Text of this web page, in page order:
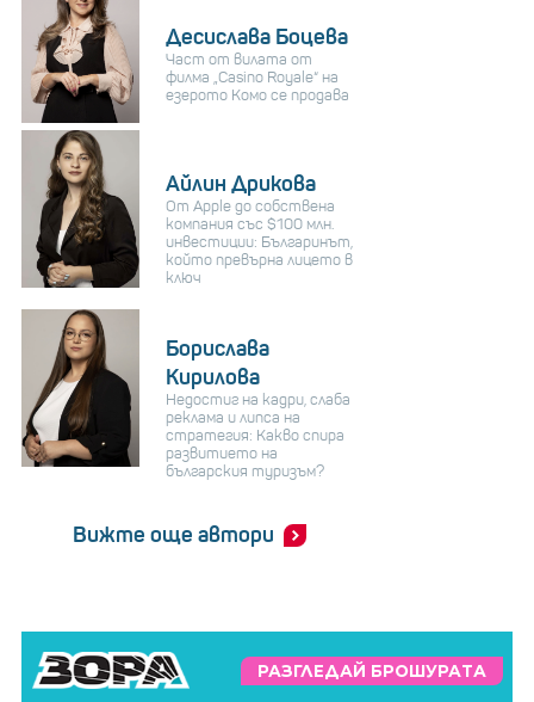
Десислава Боцева
Част от вилата от
филма „Casino Royale“ на
езерото Комо се продава
Айлин Дрикова
От Apple до собствена
компания със $100 млн.
инвестиции: Българинът,
който превърна лицето в
ключ
Борислава
Кирилова
Недостиг на кадри, слаба
реклама и липса на
стратегия: Какво спира
развитието на
българския туризъм?
Вижте още автори
РАЗГЛЕДАЙ БРОШУРАТА